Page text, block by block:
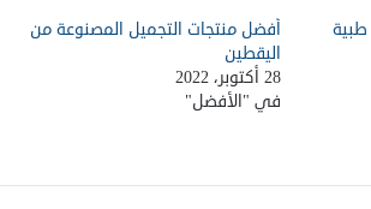
طبية
أفضل منتجات التجميل المصنوعة من
اليقطين
28 أكتوبر، 2022
في "الأفضل"
5 طرق للتعامل مع اضطراب فرط الحركة
ونقص الانتباه